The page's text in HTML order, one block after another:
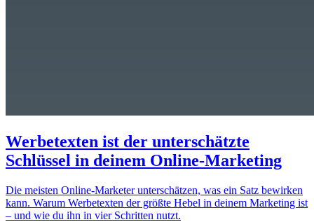
Werbetexten ist der unterschätzte
Schlüssel in deinem Online-Marketing
Die meisten Online-Marketer unterschätzen, was ein Satz bewirken
kann. Warum Werbetexten der größte Hebel in deinem Marketing ist
– und wie du ihn in vier Schritten nutzt.